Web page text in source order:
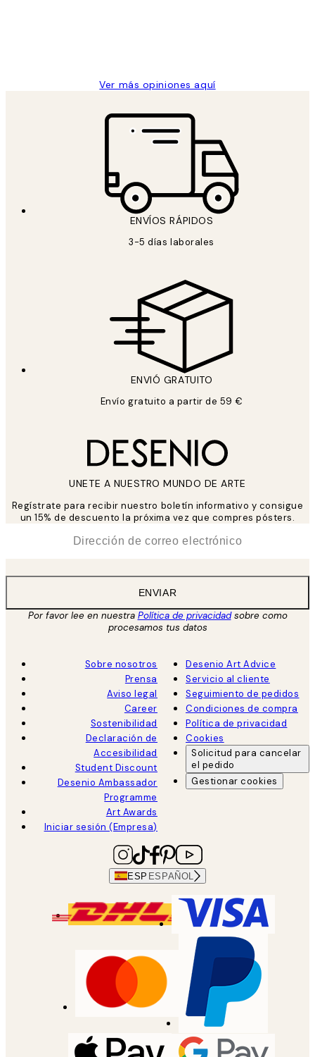
Ver más opiniones aquí
ENVÍOS RÁPIDOS
3-5 días laborales
ENVIÓ GRATUITO
Envío gratuito a partir de 59 €
UNETE A NUESTRO MUNDO DE ARTE
Regístrate para recibir nuestro boletín informativo y consigue
un 15% de descuento la próxima vez que compres pósters.
ENVIAR
Por favor lee en nuestra Política de privacidadsobre como
procesamos tus datos
Sobre nosotros
Prensa
Aviso legal
Career
Sostenibilidad
Declaración de
Accesibilidad
Student Discount
Desenio Ambassador
Programme
Art Awards
Iniciar sesión (Empresa)
Desenio Art Advice
Servicio al cliente
Seguimiento de pedidos
Condiciones de compra
Política de privacidad
Cookies
Solicitud para cancelar
el pedido
Gestionar cookies
ESP ESPAÑOL